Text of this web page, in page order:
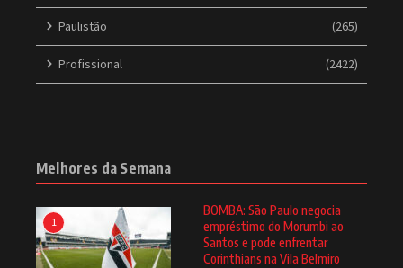
Paulistão (265)
Profissional (2422)
Melhores da Semana
1
BOMBA: São Paulo negocia
empréstimo do Morumbi ao
Santos e pode enfrentar
Corinthians na Vila Belmiro